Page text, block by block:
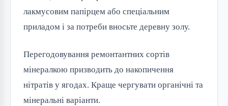
лакмусовим папірцем або спеціальним
приладом і за потреби вносьте деревну золу.
Перегодовування ремонтантних сортів
мінералкою призводить до накопичення
нітратів у ягодах. Краще чергувати органічні та
мінеральні варіанти.